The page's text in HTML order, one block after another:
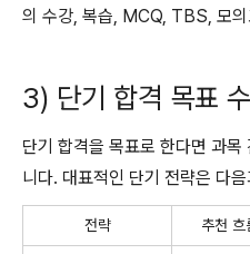
의 수강, 복습, MCQ, TBS, 모
3) 단기 합격 목표
단기 합격을 목표로 한다면 과
니다. 대표적인 단기 전략은 다
전략 추천 흐